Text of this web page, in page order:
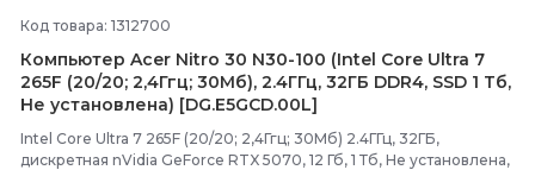
Код товара: 1312700
Компьютер Acer Nitro 30 N30-100 (Intel Core Ultra 7
265F (20/20; 2,4Ггц; 30Мб), 2.4ГГц, 32ГБ DDR4, SSD 1 Тб,
Не установлена) [DG.E5GCD.00L]
Intel Core Ultra 7 265F (20/20; 2,4Ггц; 30Мб) 2.4ГГц, 32ГБ,
дискретная nVidia GeForce RTX 5070, 12 Гб, 1 Тб, Не установлена,